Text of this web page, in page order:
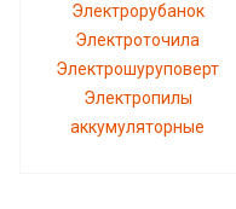
Электрорубанок
Электроточила
Электрошуруповерт
Электропилы
аккумуляторные